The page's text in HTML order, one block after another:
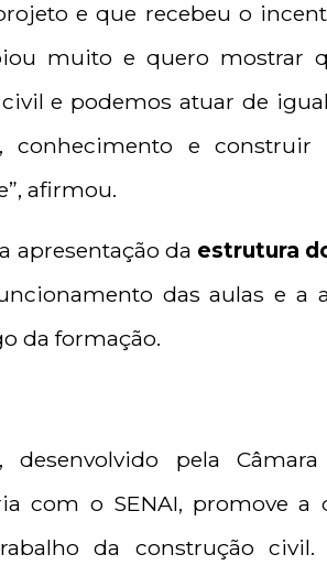
e que recebeu o
muito e quero mostrar
e podemos atuar de
, conhecimento e construir
afirmou.
apresentação da estrutura
das aulas e a
da formação.
, desenvolvido pela
com o SENAI, promove
da construção civil.